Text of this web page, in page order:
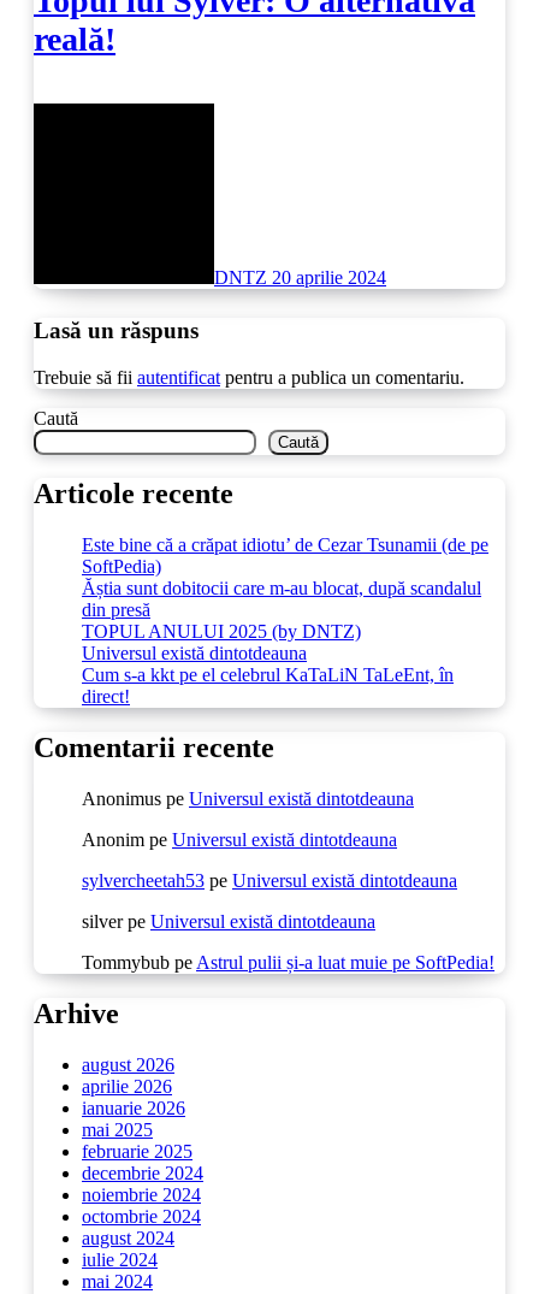
reală!
DNTZ 20 aprilie 2024
Lasă un răspuns
Trebuie să fii autentificat pentru a publica un comentariu.
Caută
Caută
Articole recente
Este bine că a crăpat idiotu’ de Cezar Tsunamii (de pe
SoftPedia)
Ăștia sunt dobitocii care m-au blocat, după scandalul
din presă
TOPUL ANULUI 2025 (by DNTZ)
Universul există dintotdeauna
Cum s-a kkt pe el celebrul KaTaLiN TaLeEnt, în
direct!
Comentarii recente
Anonimus pe Universul există dintotdeauna
Anonim pe Universul există dintotdeauna
sylvercheetah53 pe Universul există dintotdeauna
silverpe Universul există dintotdeauna
Tommybub pe Astrul pulii și-a luat muie pe SoftPedia!
Arhive
august 2026
aprilie 2026
ianuarie 2026
mai 2025
februarie 2025
decembrie 2024
noiembrie 2024
octombrie 2024
august 2024
iulie 2024
mai 2024